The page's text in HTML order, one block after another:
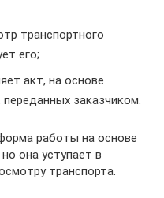
транспортного
его;
акт, на основе
заказчиком.
работы на основе
она уступает в
транспорта.